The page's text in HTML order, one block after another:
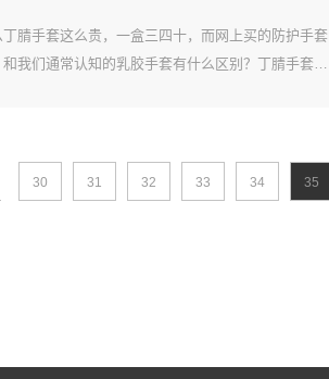
腈手套这么贵，一盒三四十，而网上买的防护手套
我们通常认知的乳胶手套有什么区别？丁腈手套和
30 31 32 33 34 35